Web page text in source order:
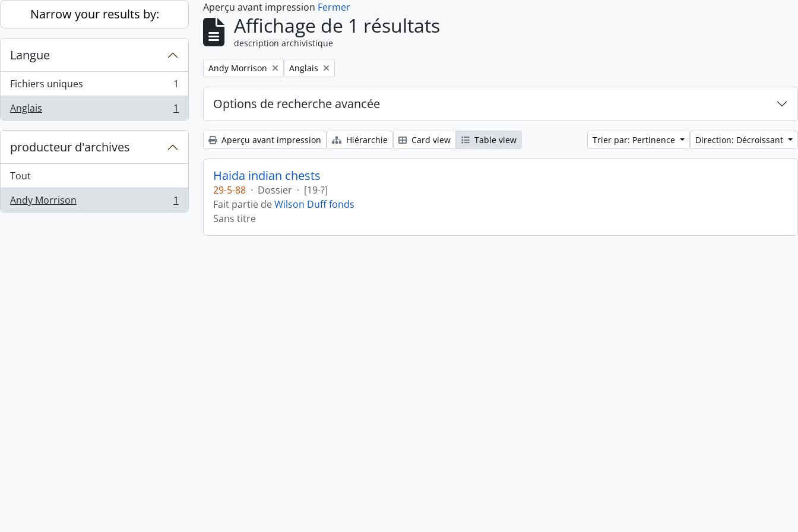
Skip to main content
Narrow your results by:
Langue
Fichiers uniques
, 1 résultats
1
Anglais
, 1 résultats 1
producteur d'archives
Tout
Andy Morrison
, 1 résultats 1
Aperçu avant impression Fermer
Affichage de 1 résultats
description archivistique
Remove filter:
Andy Morrison Remove filter:
Anglais
Options de recherche avancée
Aperçu avant impression Hiérarchie Card view Table view Trier par: Pertinence Direction: Décroissant
Haida indian chests
29-5-88 · Dossier · [19-?]
Fait partie deWilson Duff fonds
Sans titre